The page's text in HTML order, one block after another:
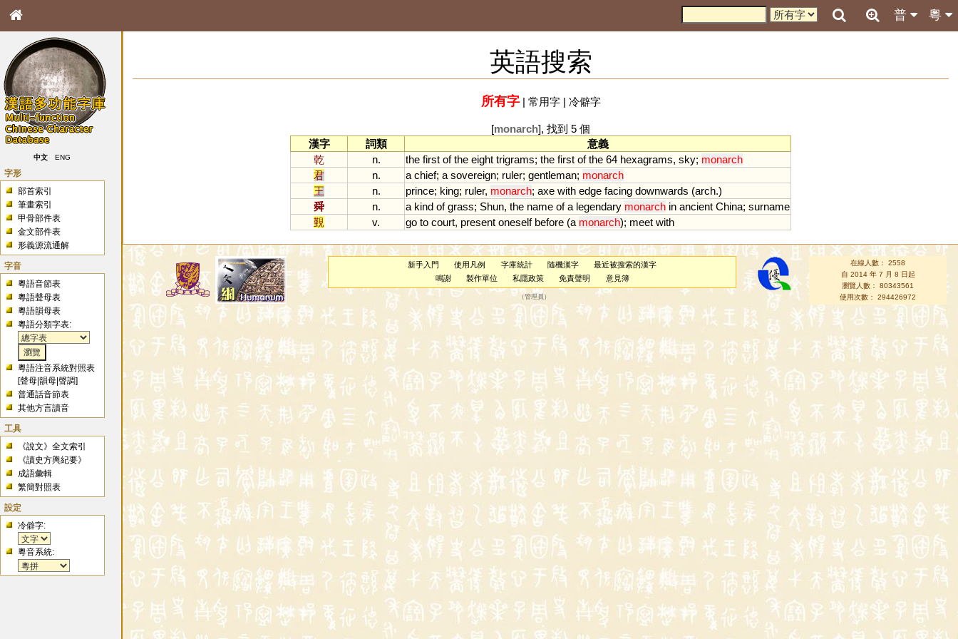
粵
普
中文 ENG
字形
部首索引
筆畫索引
甲骨部件表
金文部件表
形義源流通解
字音
粵語音節表
粵語聲母表
粵語韻母表
粵語分類字表:
粵語注音系統對照表
[聲母 |韻母 |聲調]
普通話音節表
其他方言讀音
工具
《說文》全文索引
《讀史方輿紀要》
成語彙輯
繁簡對照表
設定
冷僻字:
粵音系統:
英語搜索
所有字| 常用字| 冷僻字
[monarch], 找到 5 個
漢字
詞類
意義
乾
n. the first of the eight trigrams; the first of the 64 hexagrams, sky; monarch
君
n. a chief; a sovereign; ruler; gentleman; monarch
王
n. prince; king; ruler, monarch; axe with edge facing downwards (arch.)
舜
n. a kind of grass; Shun, the name of a legendary monarch in ancient China; surname
覲
v. go to court, present oneself before (a monarch); meet with
新手入門 使用凡例 字庫統計 隨機漢字
最近被搜索的漢字
鳴謝
製作單位 私隱政策 免責聲明 意見簿
（管理員 ）
在線人數： 2558
自 2014 年 7 月 8 日起
瀏覽人數： 80343561
使用次數： 294426972